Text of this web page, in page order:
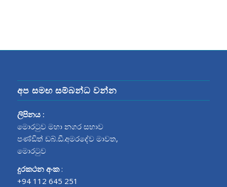
අප සමඟ සම්බන්ධ වන්න
ලිපිනය :
මොරටුව මහා නගර සභාව
පණ්ඩිත් ඩබ්.ඩී.අමරදේව මාවත‍,
මොරටුව
දුරකථන අංක:
+94 112 645 251